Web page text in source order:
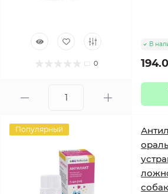
0
В
Популярный